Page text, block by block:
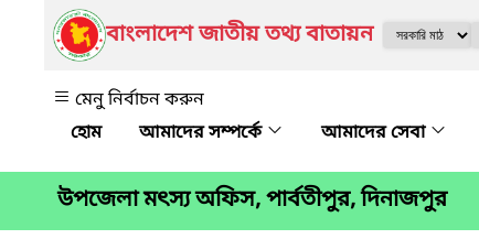
বাংলাদেশ জাতীয় তথ্য বাতায়ন
মেনু নির্বাচন করুন
আমাদের সম্পর্কে
আমাদের সেবা
উপজেলা মৎস্য অফিস, পার্বতীপুর, দিনাজপুর